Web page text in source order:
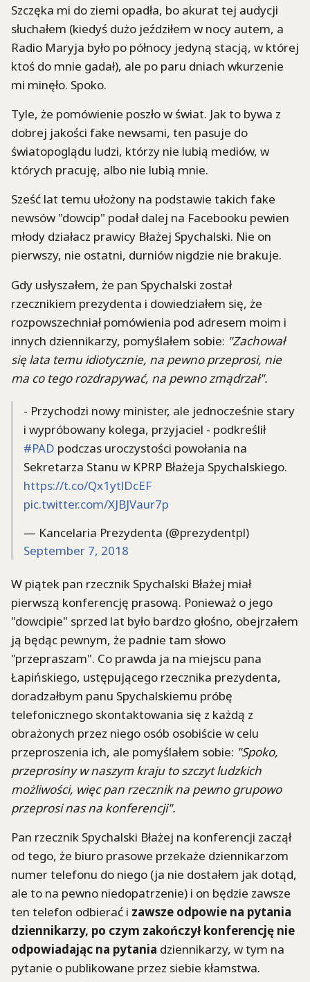
Szczęka mi do ziemi opadła, bo akurat tej audycji
słuchałem (kiedyś dużo jeździłem w nocy autem, a
Radio Maryja było po północy jedyną stacją, w której
ktoś do mnie gadał), ale po paru dniach wkurzenie
mi minęło. Spoko.
Tyle, że pomówienie poszło w świat. Jak to bywa z
dobrej jakości fake newsami, ten pasuje do
światopoglądu ludzi, którzy nie lubią mediów, w
których pracuję, albo nie lubią mnie.
Sześć lat temu ułożony na podstawie takich fake
newsów "dowcip" podał dalej na Facebooku pewien
młody działacz prawicy Błażej Spychalski. Nie on
pierwszy, nie ostatni, durniów nigdzie nie brakuje.
Gdy usłyszałem, że pan Spychalski został
rzecznikiem prezydenta i dowiedziałem się, że
rozpowszechniał pomówienia pod adresem moim i
innych dziennikarzy, pomyślałem sobie: "Zachował
się lata temu idiotycznie, na pewno przeprosi, nie
ma co tego rozdrapywać, na pewno zmądrzał".
- Przychodzi nowy minister, ale jednocześnie stary
i wypróbowany kolega, przyjaciel - podkreślił
#PAD podczas uroczystości powołania na
Sekretarza Stanu w KPRP Błażeja Spychalskiego.
https://t.co/Qx1ytlDcEF
pic.twitter.com/XJBJVaur7p
— Kancelaria Prezydenta (@prezydentpl)
September 7, 2018
W piątek pan rzecznik Spychalski Błażej miał
pierwszą konferencję prasową. Ponieważ o jego
"dowcipie" sprzed lat było bardzo głośno, obejrzałem
ją będąc pewnym, że padnie tam słowo
"przepraszam". Co prawda ja na miejscu pana
Łapińskiego, ustępującego rzecznika prezydenta,
doradzałbym panu Spychalskiemu próbę
telefonicznego skontaktowania się z każdą z
obrażonych przez niego osób osobiście w celu
przeproszenia ich, ale pomyślałem sobie: "Spoko,
przeprosiny w naszym kraju to szczyt ludzkich
możliwości, więc pan rzecznik na pewno grupowo
przeprosi nas na konferencji".
Pan rzecznik Spychalski Błażej na konferencji zaczął
od tego, że biuro prasowe przekaże dziennikarzom
numer telefonu do niego (ja nie dostałem jak dotąd,
ale to na pewno niedopatrzenie) i on będzie zawsze
ten telefon odbierać i zawsze odpowie na pytania
dziennikarzy, po czym zakończył konferencję nie
odpowiadając na pytania dziennikarzy, w tym na
pytanie o publikowane przez siebie kłamstwa.